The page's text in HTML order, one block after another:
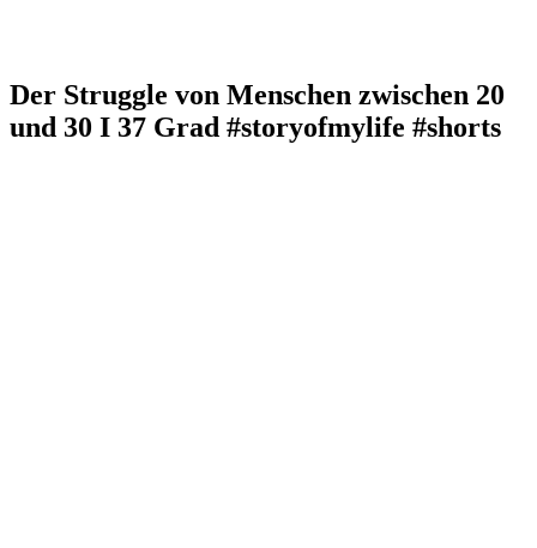
Der Struggle von Menschen zwischen 20
und 30 I 37 Grad #storyofmylife #shorts